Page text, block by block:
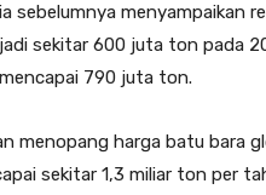
sebelumnya menyampaikan
sekitar 600 juta ton pada
790 juta ton.
menopang harga batu bara
sekitar 1,3 miliar ton per